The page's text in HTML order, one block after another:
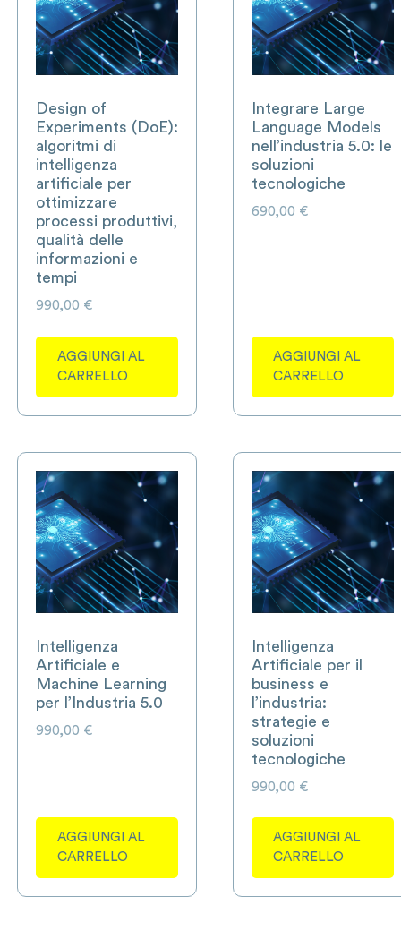
Design of
Experiments (DoE):
algoritmi di
intelligenza
artificiale per
ottimizzare
processi produttivi,
qualità delle
informazioni e
tempi
990,00 €
AGGIUNGI AL
CARRELLO
Integrare Large
Language Models
nell’industria 5.0: le
soluzioni
tecnologiche
690,00 €
AGGIUNGI AL
CARRELLO
Intelligenza
Artificiale e
Machine Learning
per l’Industria 5.0
990,00 €
AGGIUNGI AL
CARRELLO
Intelligenza
Artificiale per il
business e
l’industria:
strategie e
soluzioni
tecnologiche
990,00 €
AGGIUNGI AL
CARRELLO